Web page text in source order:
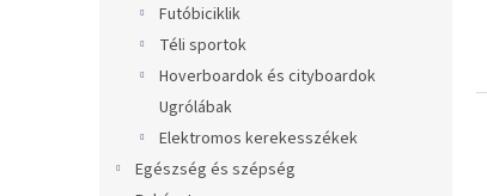
Futóbiciklik
Téli sportok
Hoverboardok és cityboardok
Ugrólábak
Elektromos kerekesszékek
Egészség és szépség